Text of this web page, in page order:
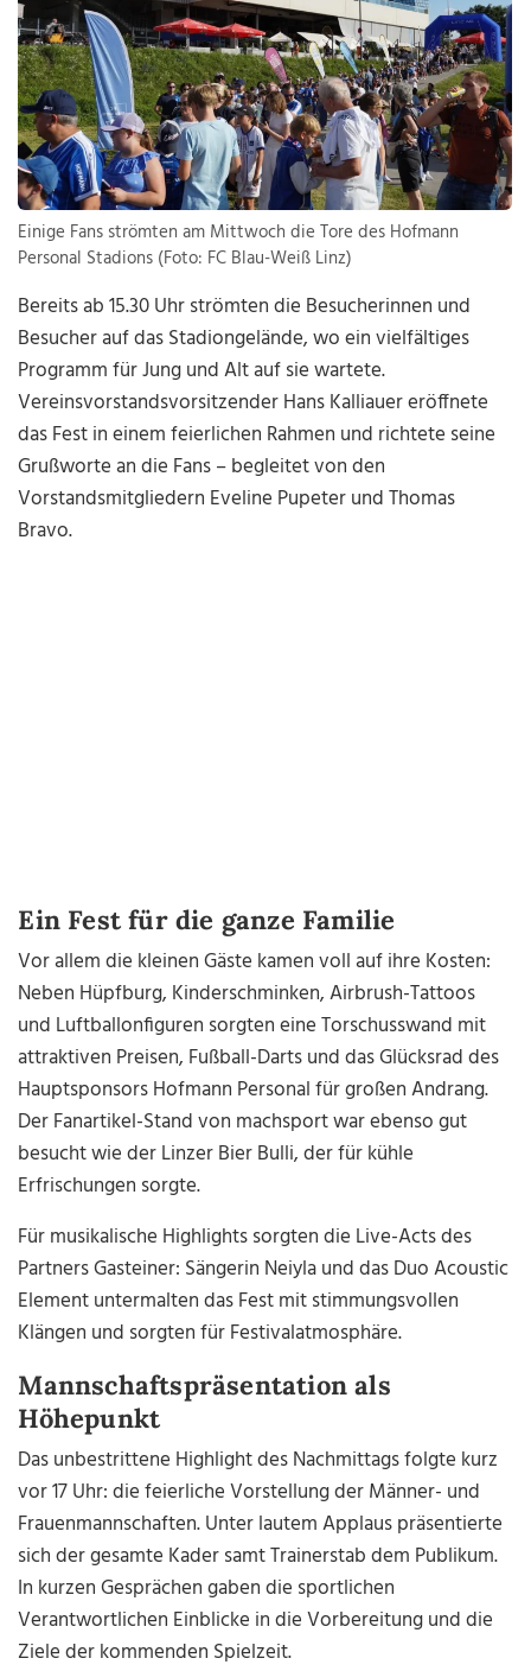
Einige Fans strömten am Mittwoch die Tore des Hofmann
Personal Stadions (Foto: FC Blau-Weiß Linz)
Bereits ab 15.30 Uhr strömten die Besucherinnen und
Besucher auf das Stadiongelände, wo ein vielfältiges
Programm für Jung und Alt auf sie wartete.
Vereinsvorstandsvorsitzender Hans Kalliauer eröffnete
das Fest in einem feierlichen Rahmen und richtete seine
Grußworte an die Fans – begleitet von den
Vorstandsmitgliedern Eveline Pupeter und Thomas
Bravo.
Ein Fest für die ganze Familie
Vor allem die kleinen Gäste kamen voll auf ihre Kosten:
Neben Hüpfburg, Kinderschminken, Airbrush-Tattoos
und Luftballonfiguren sorgten eine Torschusswand mit
attraktiven Preisen, Fußball-Darts und das Glücksrad des
Hauptsponsors Hofmann Personal für großen Andrang.
Der Fanartikel-Stand von machsport war ebenso gut
besucht wie der Linzer Bier Bulli, der für kühle
Erfrischungen sorgte.
Für musikalische Highlights sorgten die Live-Acts des
Partners Gasteiner: Sängerin Neiyla und das Duo Acoustic
Element untermalten das Fest mit stimmungsvollen
Klängen und sorgten für Festivalatmosphäre.
Mannschaftspräsentation als
Höhepunkt
Das unbestrittene Highlight des Nachmittags folgte kurz
vor 17 Uhr: die feierliche Vorstellung der Männer- und
Frauenmannschaften. Unter lautem Applaus präsentierte
sich der gesamte Kader samt Trainerstab dem Publikum.
In kurzen Gesprächen gaben die sportlichen
Verantwortlichen Einblicke in die Vorbereitung und die
Ziele der kommenden Spielzeit.